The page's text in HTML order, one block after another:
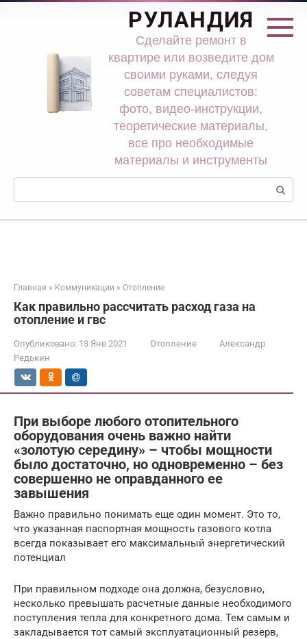
Перейти
РУЛАНДИЯ
Сделайте ремонт в
квартире или возведите дом
своими руками, следуя
советам специалистов:
фото, видео-инструкции,
теоретические материалы,
все про необходимые
материалы и инструменты
Поиск:
Главная » Коммуникации » Отопление
Как правильно рассчитать расход газа на
отопление и гвс
Опубликовано: 13 Янв 2021 Отопление
Александр
Редькин
При выборе любого отопительного
оборудования очень важно найти
«золотую середину» – чтобы мощности
было достаточно, но одновременно – без
совершенно не оправданного ее
завышения
Важно правильно понимать еще один момент. Это то,
что указанная паспортная мощность газового котла
всегда показывает его максимальный энергетический
потенциал
При правильном подходе она должна, безусловно,
несколько превышать расчетные данные необходимого
поступления тепла для конкретного дома. Тем самым и
закладывается тот самый эксплуатационный резерв,